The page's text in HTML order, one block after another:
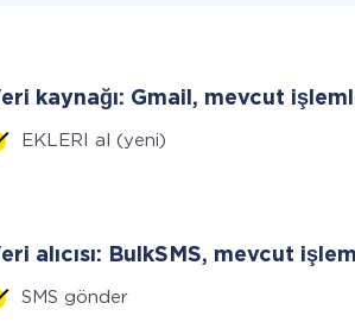
kaynağı: Gmail, mevcut
EKLERI al (yeni)
alıcısı: BulkSMS, mevcut
SMS gönder